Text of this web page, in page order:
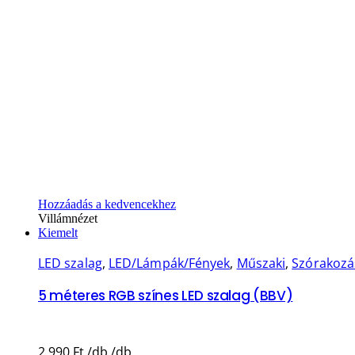
Hozzáadás a kedvencekhez
Villámnézet
Kiemelt
LED szalag, LED/Lámpák/Fények, Műszaki,
5 méteres RGB színes LED szalag (BBV)